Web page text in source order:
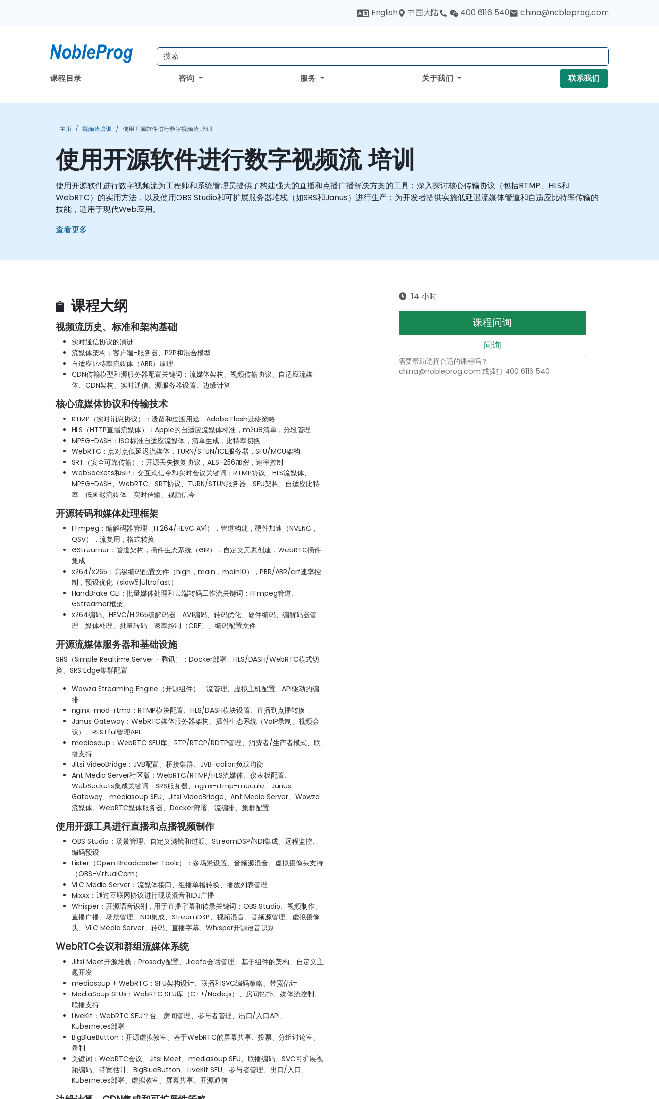
English 中国大陆 400 6116 540 china@nobleprog.com
课程目录 咨询 服务 关于我们 联系我们
主页 视频流培训 使用开源软件进行数字视频流 培训
使用开源软件进行数字视频流 培训
使用开源软件进行数字视频流为工程师和系统管理员提供了构建强大的直播和点播广播解决方案的工具；深入探讨核心传输协议（包括RTMP、HLS和
WebRTC）的实用方法，以及使用OBS Studio和可扩展服务器堆栈（如SRS和Janus）进行生产；为开发者提供实施低延迟流媒体管道和自适应比特率传输的
技能，适用于现代Web应用。
查看更多
课程大纲
视频流历史、标准和架构基础
实时通信协议的演进
流媒体架构：客户端-服务器、P2P和混合模型
自适应比特率流媒体（ABR）原理
CDN传输模型和源服务器配置关键词：流媒体架构、视频传输协议、自适应流媒
体、CDN架构、实时通信、源服务器设置、边缘计算
核心流媒体协议和传输技术
RTMP（实时消息协议）：遗留和过渡用途，Adobe Flash迁移策略
HLS（HTTP直播流媒体）：Apple的自适应流媒体标准，m3u8清单，分段管理
MPEG-DASH：ISO标准自适应流媒体，清单生成，比特率切换
WebRTC：点对点低延迟流媒体，TURN/STUN/ICE服务器，SFU/MCU架构
SRT（安全可靠传输）：开源丢失恢复协议，AES-256加密，速率控制
WebSockets和SIP：交互式信令和实时会议关键词：RTMP协议、HLS流媒体、
MPEG-DASH、WebRTC、SRT协议、TURN/STUN服务器、SFU架构、自适应比特
率、低延迟流媒体、实时传输、视频信令
开源转码和媒体处理框架
FFmpeg：编解码器管理（H.264/HEVC AV1），管道构建，硬件加速（NVENC，
QSV），流复用，格式转换
GStreamer：管道架构，插件生态系统（GIR），自定义元素创建，WebRTC插件
集成
x264/x265：高级编码配置文件（high，main，main10），PBR/ABR/crf速率控
制，预设优化（slow到ultrafast）
HandBrake CLI：批量媒体处理和云端转码工作流关键词：FFmpeg管道、
GStreamer框架、
x264编码、HEVC/H.265编解码器、AV1编码、转码优化、硬件编码、编解码器管
理、媒体处理、批量转码、速率控制（CRF）、编码配置文件
开源流媒体服务器和基础设施
SRS（Simple Realtime Server - 腾讯）：Docker部署、HLS/DASH/WebRTC模式切
换、SRS Edge集群配置
Wowza Streaming Engine（开源组件）：流管理、虚拟主机配置、API驱动的编
排
nginx-mod-rtmp：RTMP模块配置、HLS/DASH模块设置、直播到点播转换
Janus Gateway：WebRTC媒体服务器架构、插件生态系统（VoIP录制、视频会
议）、RESTful管理API
mediasoup：WebRTC SFU库、RTP/RTCP/RDTP管理、消费者/生产者模式、联
播支持
Jitsi VideoBridge：JVB配置、桥接集群、JVB-colibri负载均衡
Ant Media Server社区版：WebRTC/RTMP/HLS流媒体、仪表板配置、
WebSockets集成关键词：SRS服务器、nginx-rtmp-module、Janus
Gateway、mediasoup SFU、Jitsi VideoBridge、Ant Media Server、Wowza
流媒体、WebRTC媒体服务器、Docker部署、流编排、集群配置
使用开源工具进行直播和点播视频制作
OBS Studio：场景管理、自定义滤镜和过渡、StreamDSP/NDI集成、远程监控、
编码预设
Lister（Open Broadcaster Tools）：多场景设置、音频源混音、虚拟摄像头支持
（OBS-VirtualCam）
VLC Media Server：流媒体接口、组播单播转换、播放列表管理
Mixxx：通过互联网协议进行现场混音和DJ广播
Whisper：开源语音识别，用于直播字幕和转录关键词：OBS Studio、视频制作、
直播广播、场景管理、NDI集成、StreamDSP、视频混音、音频源管理、虚拟摄像
头、VLC Media Server、转码、直播字幕、Whisper开源语音识别
WebRTC会议和群组流媒体系统
Jitsi Meet开源堆栈：Prosody配置、Jicofo会话管理、基于组件的架构、自定义主
题开发
mediasoup + WebRTC：SFU架构设计、联播和SVC编码策略、带宽估计
MediaSoup SFUs：WebRTC SFU库（C++/Node.js）、房间拓扑、媒体流控制、
联播支持
LiveKit：WebRTC SFU平台、房间管理、参与者管理、出口/入口API、
Kubernetes部署
BigBlueButton：开源虚拟教室、基于WebRTC的屏幕共享、投票、分组讨论室、
录制
关键词：WebRTC会议、Jitsi Meet、mediasoup SFU、联播编码、SVC可扩展视
频编码、带宽估计、BigBlueButton、LiveKit SFU、参与者管理、出口/入口、
Kubernetes部署、虚拟教室、屏幕共享、开源通信
14 小时
课程问询
问询
需要帮助选择合适的课程吗？
china@nobleprog.com 或拨打 400 6116 540